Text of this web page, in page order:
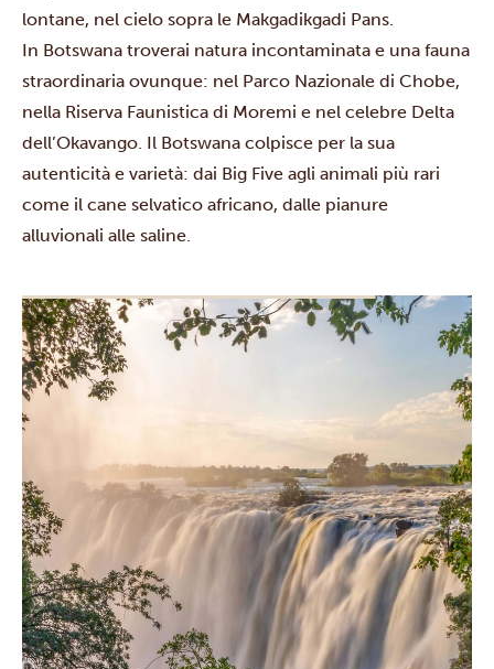
lontane, nel cielo sopra le Makgadikgadi Pans.
In Botswana troverai natura incontaminata e una fauna
straordinaria ovunque: nel Parco Nazionale di Chobe,
nella Riserva Faunistica di Moremi e nel celebre Delta
dell’Okavango. Il Botswana colpisce per la sua
autenticità e varietà: dai Big Five agli animali più rari
come il cane selvatico africano, dalle pianure
alluvionali alle saline.
Il programma è intenso, ma niente paura: tra